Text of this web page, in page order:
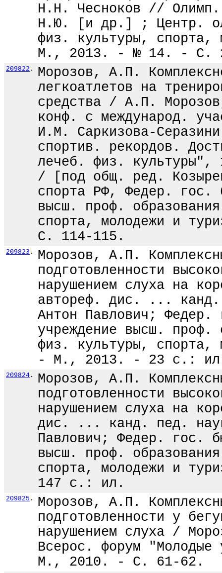
Н.Н. Чесноков //
Н.Ю. [и др.] ; Центр.
физ. культуры, спорта,
М., 2013. - № 14. - С.
209822 .
Морозов, А.П.
легкоатлетов на
средства / А.П.
конф. с международ.
И.М. Саркизова-
спортив. рекордов.
лечеб. физ.
/ [под общ. ред.
спорта РФ, Федер. гос.
высш. проф.
спорта, молодежи и
С. 114-115.
209823 .
Морозов, А.П.
подготовленности
нарушением слуха на
автореф. дис. ...
Антон Павлович;
учреждение высш.
физ. культуры, спорта,
- М., 2013. - 23 с.:
209824 .
Морозов, А.П.
подготовленности
нарушением слуха на
дис. ... канд. пед.
Павлович; Федер. гос.
высш. проф.
спорта, молодежи и
147 с.: ил.
209825 .
Морозов, А.П.
подготовленности у
нарушением слуха /
Всерос. форум
М., 2010. - С. 61-62.